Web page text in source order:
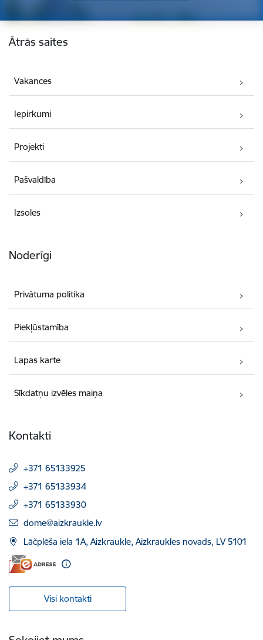
Kājene
Ātrās saites
Vakances
Iepirkumi
Projekti
Pašvaldība
Izsoles
Noderīgi
Privātuma politika
Piekļūstamība
Lapas karte
Sīkdatņu izvēles maiņa
Kontakti
+371 65133925
+371 65133934
+371 65133930
E-pasts:
dome@aizkraukle.lv
Lāčplēša iela 1A, Aizkraukle, Aizkraukles novads, LV 5101
Visi kontakti